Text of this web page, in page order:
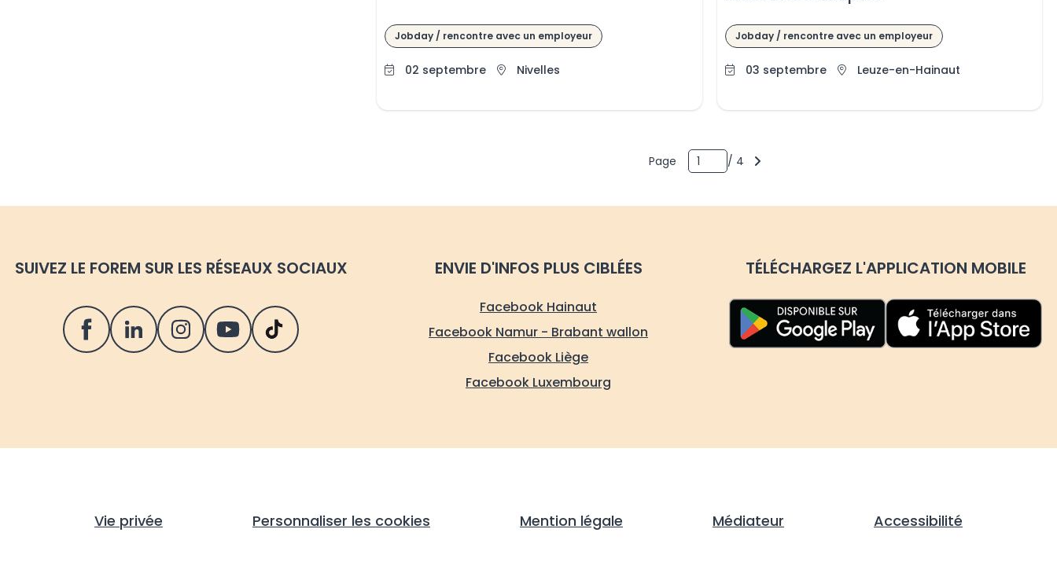
Jobday / rencontre avec un employeur
02 septembre Nivelles
Jobday / rencontre avec un employeur
03 septembre Leuze-en-Hainaut
Page Page 1 sur 4 pages
sur
/ 4
SUIVEZ LE FOREM SUR LES RÉSEAUX SOCIAUX ENVIE D'INFOS PLUS CIBLÉES
Facebook Hainaut
Facebook Namur - Brabant wallon
Facebook Liège
Facebook Luxembourg
TÉLÉCHARGEZ L'APPLICATION MOBILE
Vie privée Personnaliser les cookies Mention légale Médiateur Accessibilité